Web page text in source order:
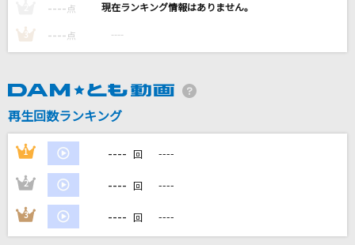
knit
Homecomings
ゴミ人間、俺
ヤングスキニー
DAMの新曲・ランキングなど
---- 点 ----
3 ---- 点 ----
再生回数ランキング
1 ---- 回 ----
2 ---- 回 ----
3 ---- 回 ----